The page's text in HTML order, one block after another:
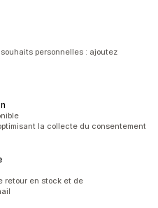
personnelles : ajoutez
la collecte du consentement
retour en stock et de